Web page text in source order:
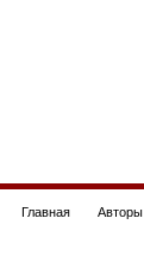
Главная Авторы